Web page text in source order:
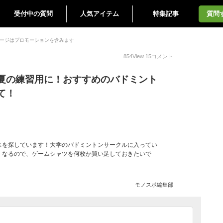
受付中の質問 人気アイテム 特集記事 質問
ジはプロモーションを含みます
854View 15コメント
の練習用に！おすすめのバドミント
！
探しています！大学のバドミントンサークルに入ってい
るので、ゲームシャツを何枚か買い足しておきたいで
モノスポ編集部